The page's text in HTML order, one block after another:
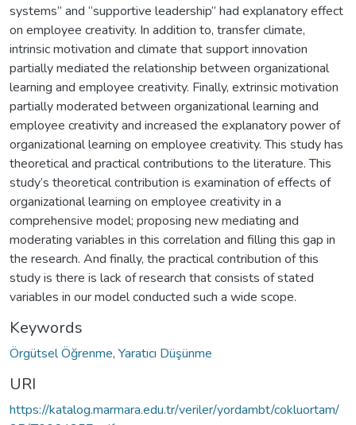
systems” and “supportive leadership” had explanatory effect
on employee creativity. In addition to, transfer climate,
intrinsic motivation and climate that support innovation
partially mediated the relationship between organizational
learning and employee creativity. Finally, extrinsic motivation
partially moderated between organizational learning and
employee creativity and increased the explanatory power of
organizational learning on employee creativity. This study has
theoretical and practical contributions to the literature. This
study’s theoretical contribution is examination of effects of
organizational learning on employee creativity in a
comprehensive model; proposing new mediating and
moderating variables in this correlation and filling this gap in
the research. And finally, the practical contribution of this
study is there is lack of research that consists of stated
variables in our model conducted such a wide scope.
Keywords
Örgütsel Öğrenme, Yaratıcı Düşünme
URI
https://katalog.marmara.edu.tr/veriler/yordambt/cokluortam/